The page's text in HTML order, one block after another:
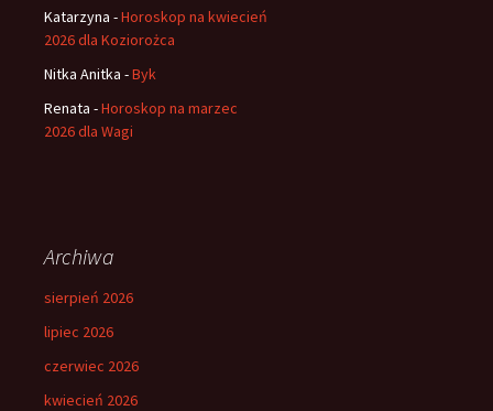
Katarzyna -Horoskop na kwiecień
2026 dla Koziorożca
Nitka Anitka -Byk
Renata -Horoskop na marzec
2026 dla Wagi
Archiwa
sierpień 2026
lipiec 2026
czerwiec 2026
kwiecień 2026